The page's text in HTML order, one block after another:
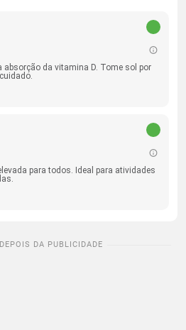
absorção da vitamina D. Tome sol por
para todos. Ideal para atividades